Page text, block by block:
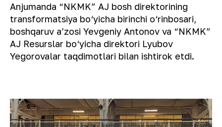
Anjumanda “NKMK” AJ bosh direktorining
transformatsiya bo‘yicha birinchi o‘rinbosari,
boshqaruv a’zosi Yevgeniy Antonov va “NKMK”
AJ Resurslar bo‘yicha direktori Lyubov
Yegorovalar taqdimotlari bilan ishtirok etdi.